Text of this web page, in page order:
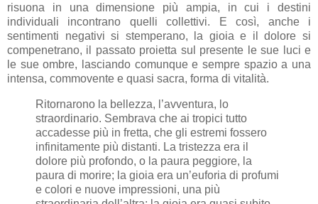
risuona in una dimensione più ampia, in cui i destini
individuali incontrano quelli collettivi. E così, anche i
sentimenti negativi si stemperano, la gioia e il dolore si
compenetrano, il passato proietta sul presente le sue luci e
le sue ombre, lasciando comunque e sempre spazio a una
intensa, commovente e quasi sacra, forma di vitalità.
Ritornarono la bellezza, l’avventura, lo
straordinario. Sembrava che ai tropici tutto
accadesse più in fretta, che gli estremi fossero
infinitamente più distanti. La tristezza era il
dolore più profondo, o la paura peggiore, la
paura di morire; la gioia era un’euforia di profumi
e colori e nuove impressioni, una più